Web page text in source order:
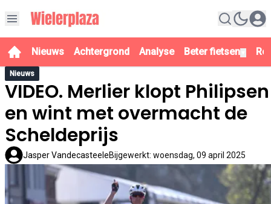
Nieuws Achtergrond Analyse Beter fietsen
Nieuws
VIDEO. Merlier klopt Philipsen
en wint met overmacht de
Scheldeprijs
Jasper VandecasteeleBijgewerkt: woensdag, 09 april 2025